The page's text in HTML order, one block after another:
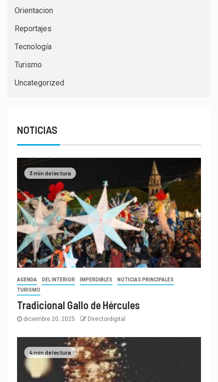
Orientacion
Reportajes
Tecnología
Turismo
Uncategorized
NOTICIAS
3 min de lectura
AGENDA DEL INTERIOR IMPERDIBLES
NOTICIAS PRINCIPALES
TURISMO
Tradicional Gallo de Hércules
diciembre 20, 2025 Directordigital
4 min de lectura